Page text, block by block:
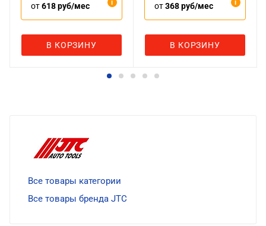
от618 руб/мес
В КОРЗИНУ
от368 руб/мес
В КОРЗИНУ
Все товары категории
Все товары бренда JTC